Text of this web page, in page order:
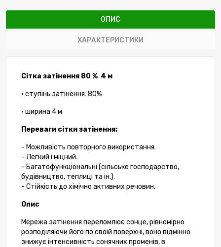
ОПИС
ХАРАКТЕРИСТИКИ
Сітка затінення 80 % 4 м
• ступінь затінення: 80%
• ширина 4 м
Переваги сітки затінення:
- Можливість повторного використання.
- Легкий і міцний.
- Багатофункціональні (сільське господарство,
будівництво, теплиці та ін.).
- Стійкість до хімічно активних речовин.
Опис
Мережа затінення переломлює сонце, рівномірно
розподіляючи його по своїй поверхні, воно відмінно
знижує інтенсивність сонячних променів, в